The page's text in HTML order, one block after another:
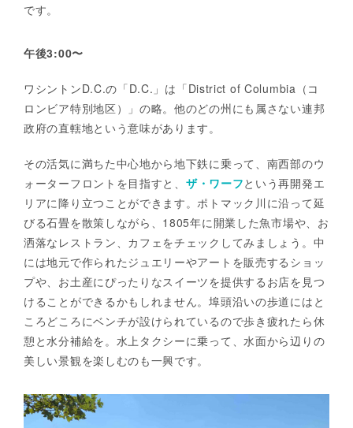
です。
午後3:00〜
ワシントンD.C.の「D.C.」は「District of Columbia（コ
ロンビア特別地区）」の略。他のどの州にも属さない連邦
政府の直轄地という意味があります。
その活気に満ちた中心地から地下鉄に乗って、南西部のウ
ォーターフロントを目指すと、 ザ・ワーフという再開発エ
リアに降り立つことができます。ポトマック川に沿って延
びる石畳を散策しながら、1805年に開業した魚市場や、お
洒落なレストラン、カフェをチェックしてみましょう。中
には地元で作られたジュエリーやアートを販売するショッ
プや、お土産にぴったりなスイーツを提供するお店を見つ
けることができるかもしれません。埠頭沿いの歩道にはと
ころどころにベンチが設けられているので歩き疲れたら休
憩と水分補給を。水上タクシーに乗って、水面から辺りの
美しい景観を楽しむのも一興です。